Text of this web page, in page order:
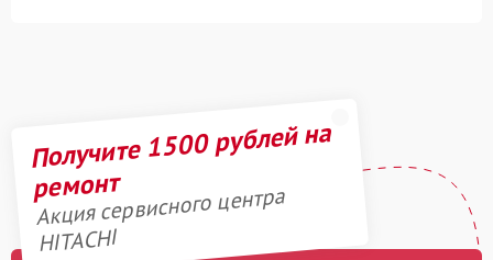
Получите 1500 рублей на
ремонт
Акция сервисного центра
HITACHI